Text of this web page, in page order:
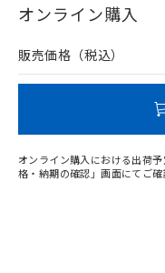
在庫等で未対応品が
問い合わせください。
オンライン購入
販売価格（税込）
オンライン購入における出荷
格・納期の確認」画面にてご確